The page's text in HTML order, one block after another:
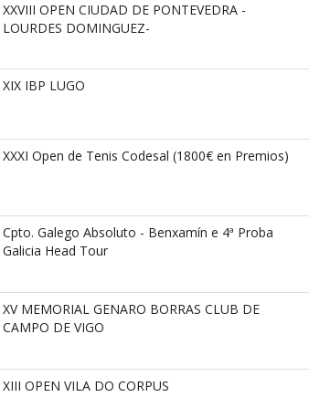
XXVIII OPEN CIUDAD DE PONTEVEDRA -
LOURDES DOMINGUEZ-
XIX IBP LUGO
XXXI Open de Tenis Codesal (1800€ en Premios)
Cpto. Galego Absoluto - Benxamín e 4ª Proba
Galicia Head Tour
XV MEMORIAL GENARO BORRAS CLUB DE
CAMPO DE VIGO
XIII OPEN VILA DO CORPUS